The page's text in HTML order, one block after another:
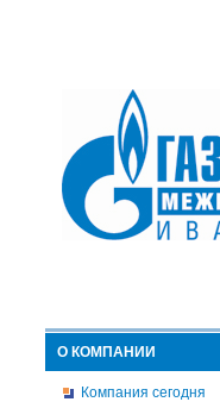
О КОМПАНИИ
Компания сегодня